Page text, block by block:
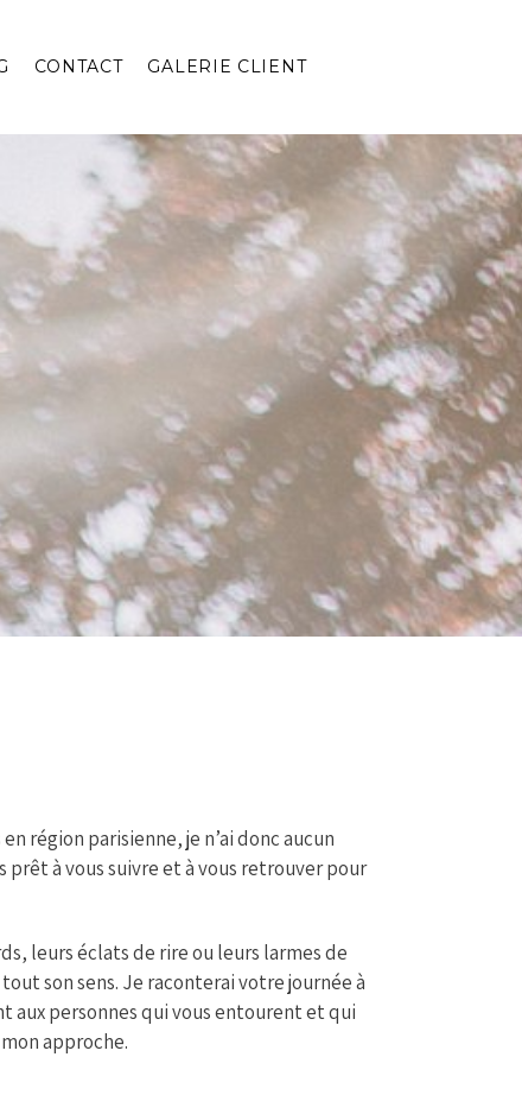
CONTACT GALERIE CLIENT
région parisienne, je n’ai donc aucun
prêt à vous suivre et à vous retrouver pour
leurs éclats de rire ou leurs larmes de
son sens. Je raconterai votre journée à
aux personnes qui vous entourent et qui
approche.